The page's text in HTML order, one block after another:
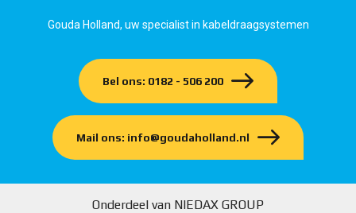
Gouda Holland, uw specialist in kabeldraagsystemen
Bel ons: 0182 - 506 200
Mail ons: info@goudaholland.nl
Onderdeel van NIEDAX GROUP